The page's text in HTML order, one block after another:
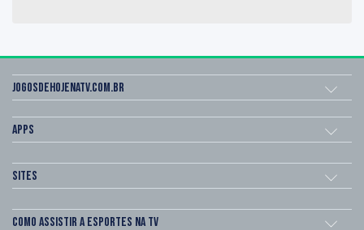
Jogosdehojenatv.com.br
Apps
Sites
Como assistir a esportes na TV